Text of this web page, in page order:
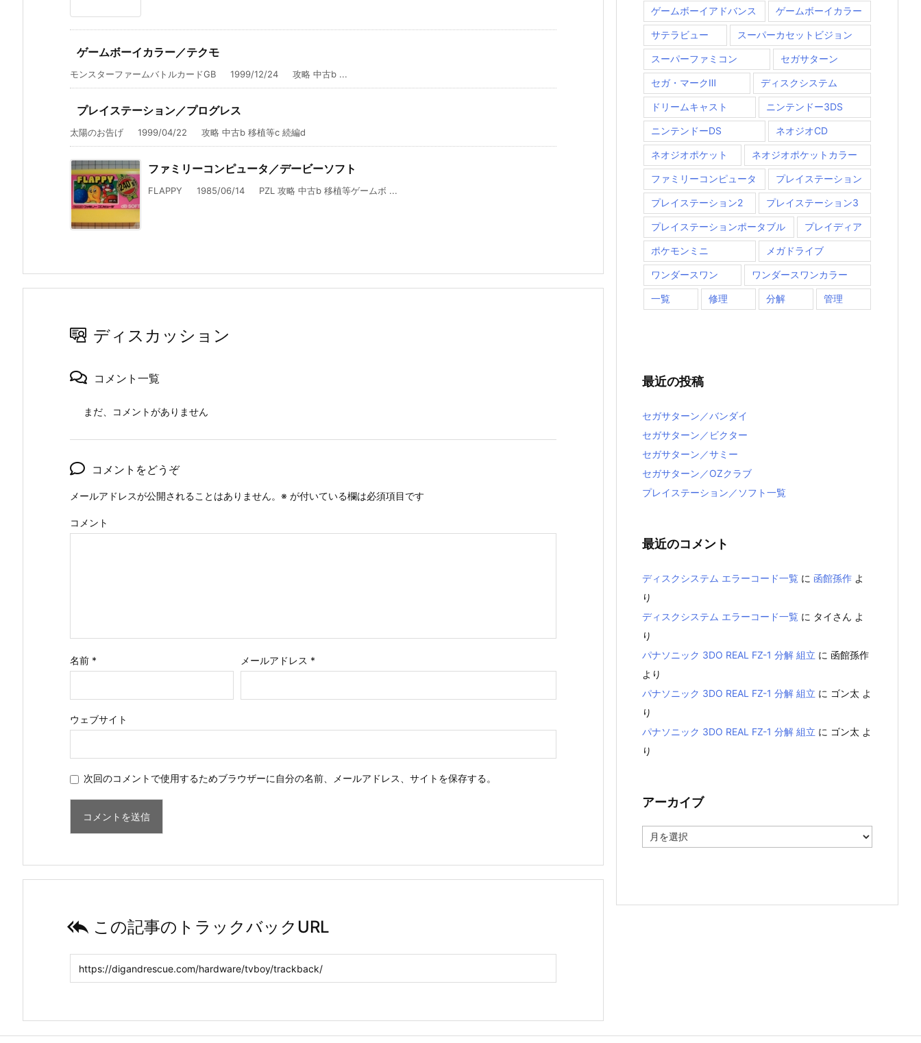
ゲームボーイカラー／テクモ
モンスターファームバトルカードGB 1999/12/24 攻略 中古b ...
プレイステーション／プログレス
太陽のお告げ 1999/04/22 攻略 中古b 移植等c 続編d
ファミリーコンピュータ／デービーソフト
FLAPPY 1985/06/14 PZL 攻略 中古b 移植等ゲームボ ...
ディスカッション
コメント一覧
まだ、コメントがありません
コメントをどうぞ
メールアドレスが公開されることはありません。 ※ が付いている欄は必須項目です
コメント
名前 * メールアドレス *
ウェブサイト
次回のコメントで使用するためブラウザーに自分の名前、メールアドレス、サイトを保存する。
 この記事のトラックバックURL
ゲームボーイアドバンス ゲームボーイカラー
サテラビュー スーパーカセットビジョン
スーパーファミコン セガサターン
セガ・マークⅢ ディスクシステム
ドリームキャスト ニンテンドー3DS
ニンテンドーDS ネオジオCD
ネオジオポケット ネオジオポケットカラー
ファミリーコンピュータ プレイステーション
プレイステーション2 プレイステーション3
プレイステーションポータブル プレイディア
ポケモンミニ メガドライブ
ワンダースワン ワンダースワンカラー
一覧 修理 分解 管理
最近の投稿
セガサターン／バンダイ
セガサターン／ビクター
セガサターン／サミー
セガサターン／OZクラブ
プレイステーション／ソフト一覧
最近のコメント
ディスクシステム エラーコード一覧 に 函館孫作 よ
り
ディスクシステム エラーコード一覧 に タイさん よ
り
パナソニック 3DO REAL FZ-1 分解 組立 に 函館孫作
より
パナソニック 3DO REAL FZ-1 分解 組立 に ゴン太 よ
り
パナソニック 3DO REAL FZ-1 分解 組立 に ゴン太 よ
り
アーカイブ
ー